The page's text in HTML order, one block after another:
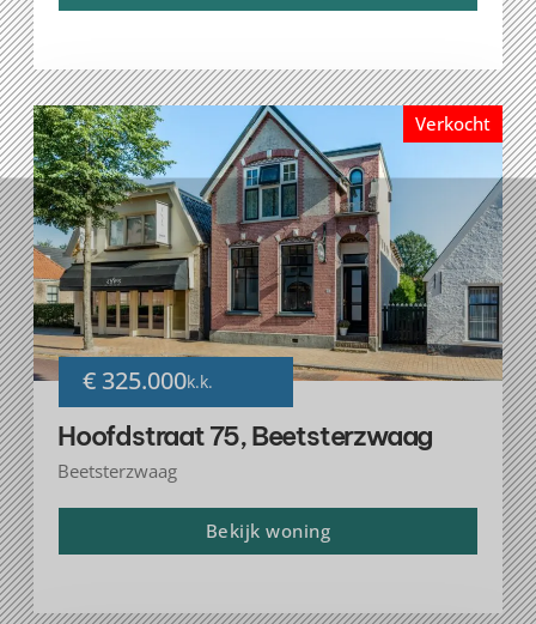
Verkocht
€ 325.000k.k.
Hoofdstraat 75, Beetsterzwaag
Beetsterzwaag
Bekijk woning